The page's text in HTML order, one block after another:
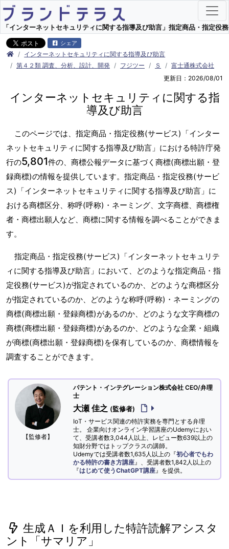
「インターネットセキュリティに関する指導及び助言」指定商品・指定役
シェア
インターネットセキュリティに関する指導及び助言
第４２類 調査、分析、設計、開発
フジツー Ｓ
富士通株式会社
更新日：2026/08/01
インターネットセキュリティに関する指
導及び助言
このページでは、指定商品・指定役務(サービス)「インター
ネットセキュリティに関する指導及び助言」における特許庁発
行の5,801件の、商標公報データに基づく商標(商標出願・登
録商標)の情報を提供しています。指定商品・指定役務(サービ
ス)「インターネットセキュリティに関する指導及び助言」に
おける商標区分、称呼(呼称)・ネーミング、文字商標、商標権
者・商標出願人など、商標に関する情報を調べることができま
す。
指定商品・指定役務(サービス)「インターネットセキュリテ
ィに関する指導及び助言」において、どのような指定商品・指
定役務(サービス)が指定されているのか、どのような商標区分
が指定されているのか、どのような称呼(呼称)・ネーミングの
商標(商標出願・登録商標)があるのか、どのような文字商標の
商標(商標出願・登録商標)があるのか、どのような企業・組織
が商標(商標出願・登録商標)を保有しているのか、商標情報を
調査することができます。
【監修者】
パテント・インテグレーション株式会社 CEO/弁理
士
大瀬 佳之 (監修者)
IoT・サービス関連の特許実務を専門とする弁理
士。 企業向けオンライン学習講座のUdemyにおい
て、受講者数3,044人以上、レビュー数639以上の
知財分野ではトップクラスの講師。
Udemyでは受講者数1,635人以上の『初心者でもわ
かる特許の書き方講座 』、受講者数1,842人以上の
『はじめて使うChatGPT講座 』を提供。
生成ＡＩを利用した特許読解アシスタ
ント「サマリア」